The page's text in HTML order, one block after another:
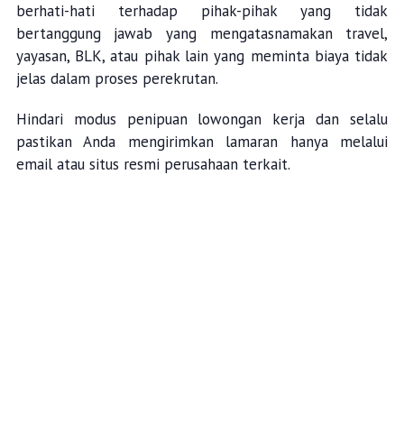
berhati-hati terhadap pihak-pihak yang tidak
bertanggung jawab yang mengatasnamakan travel,
yayasan, BLK, atau pihak lain yang meminta biaya tidak
jelas dalam proses perekrutan.
Hindari modus penipuan lowongan kerja dan selalu
pastikan Anda mengirimkan lamaran hanya melalui
email atau situs resmi perusahaan terkait.